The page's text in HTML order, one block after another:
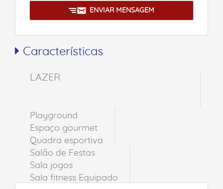
ENVIAR MENSAGEM
Características
LAZER
Playground
Espaço gourmet
Quadra esportiva
Salão de Festas
Sala jogos
Sala fitness Equipado